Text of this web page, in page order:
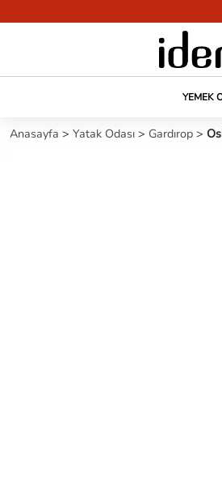
YEMEK
Anasayfa > Yatak Odası > Gardırop >